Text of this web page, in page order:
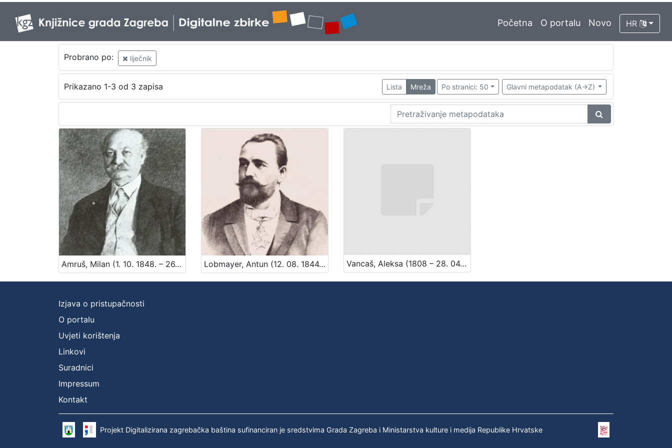
Početna O portalu Novo HR
Probrano po: liječnik
Prikazano 1-3 od 3 zapisa Lista Mreža Po stranici: 50 Glavni metapodatak (A->Z)
Amruš, Milan (1. 10. 1848. – 26. 05. 1919.) Lobmayer, Antun (12. 08. 1844. – 21. 03. 1906.) Vancaš, Aleksa (1808 – 28. 04. 1884)
Izjava o pristupačnosti
O portalu
Uvjeti korištenja
Linkovi
Suradnici
Impressum
Kontakt
Projekt Digitalizirana zagrebačka baština sufinanciran je sredstvima Grada Zagreba i Ministarstva kulture i medija Republike Hrvatske